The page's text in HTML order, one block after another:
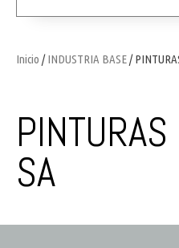
Inicio /INDUSTRIA BASE/
SA